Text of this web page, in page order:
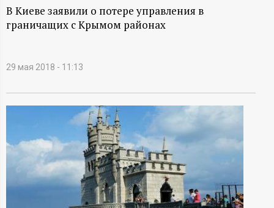
Н
и
н
ф
о
р
В Киеве заявили о потере управления в
граничащих с Крымом районах
29 мая 2018 - 11:13